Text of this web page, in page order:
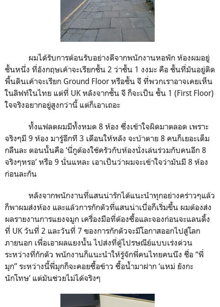
ผมได้รับการต้อนรับอย่างดีจากพนักงานหอพัก ห้องผมอยู่
ชั้นหนึ่ง ที่อังกฤษเค้าจะเรียกชั้น 2 ว่าชั้น 1 งงมะ คือ ชั้นที่มันอยู่ติด
พื้นดินเค้าจะเรียก Ground Floor หรือชั้น จี ที่พวกเราอาจเคยเห็น
ในลิฟท์ในไทย แต่ที่ UK หลังจากชั้น จี ก็จะเป็น ชั้น 1 (First Floor)
ใจจริงอยากอยู่สูงกว่านี้ แต่ก็เอาเถอะ
ทั้งแฟลตผมมีทั้งหมด 8 ห้อง ซึ่งเข้าใจผิดมาตลอด เพราะ
จริงๆมี 9 ห้อง มารู้อีกที 3 เดือนให้หลัง จะบ้าตาย 8 คนก็เยอะเต็ม
กลืนละ ตอนนั้นคือ ‘นี่กูต้องใช้ครัวกับห้องนั่งเล่นร่วมกับคนอีก 8
จริงๆหรอ’ หรือ 9 นั่นแหละ เอาเป็นว่าผมจะเข้าใจว่ามันมี 8 ห้อง
ก่อนละกัน
หลังจากพนักงานที่แสนน่ารักได้แนะนำทุกอย่างคร่าวๆแล้ว
ก็พาผมส่งห้อง และแล้วการกักตัวที่แสนน่าเบื่อก็เริ่มขึ้น ผมต้องส่ง
ผลรายงานการแยงจมูก เครื่องมือที่ต้องซื้อและจองก่อนจะแลนดิ้ง
ที่ UK วันที่ 2 และวันที่ 7 ของการกักตัวจะมีโอกาสออกไปสู่โลก
ภายนอก เพื่อเอาผลแยงนั้น ไปส่งที่ตู้ไปรษณีย์แบบเร่งด่วน
ระหว่างที่กักตัว พนักงานก็แนะนำให้รู้จักพี่คนไทยคนนึง ชื่อ “พี่
มุก” ระหว่างนี้พี่มุกก็จะคอยซื้อข้าว ซื้อน้ำมาฝาก ‘แหม่ ยังกะ
นักโทษ’ แต่มันช่วยไม่ได้จริงๆ